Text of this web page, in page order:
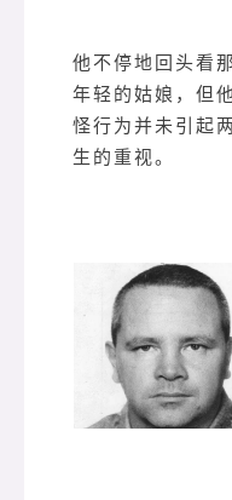
他不停地回头看
年轻的姑娘，但
怪行为并未引起
生的重视。